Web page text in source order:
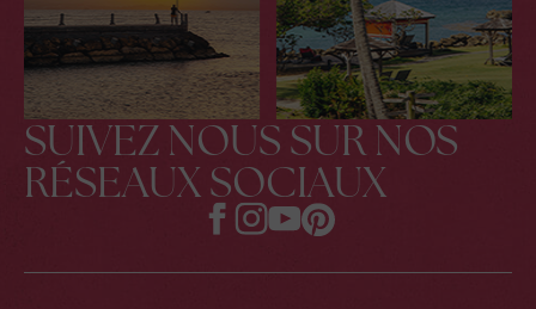
SUIVEZ NOUS SUR NOS
RÉSEAUX SOCIAUX